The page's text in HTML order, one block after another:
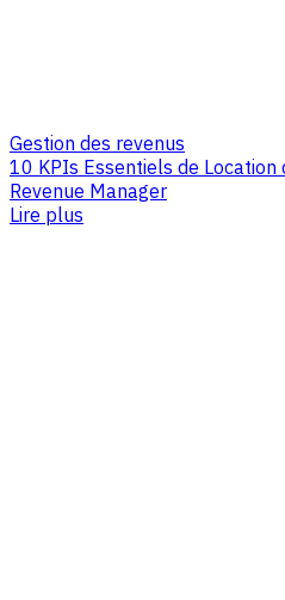
Gestion des revenus
10 KPIs Essentiels de Location
Revenue Manager
Lire plus